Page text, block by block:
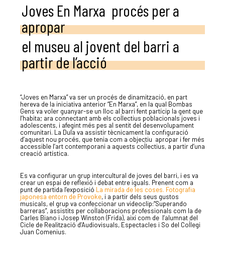
Joves En Marxa procés per a
apropar
el museu al jovent del barri a
partir de l’acció
“Joves en Marxa” va ser un procés de dinamització, en part
hereva de la iniciativa anterior “En Marxa”, en la qual Bombas
Gens va voler guanyar-se un lloc al barri fent partícip la gent que
l’habita; ara connectant amb els col·lectius poblacionals joves i
adolescents, i afegint més pes al sentit del desenvolupament
comunitari. La Dula va assistir tècnicament la configuració
d’aquest nou procés, que tenia com a objectiu apropar i fer més
accessible l’art contemporani a aquests col·lectius, a partir d’una
creació artística.
Es va configurar un grup intercultural de joves del barri, i es va
crear un espai de reflexió i debat entre iguals. Prenent com a
punt de partida l’exposició La mirada de les coses. Fotografia
japonesa entorn de Provoke, i a partir dels seus gustos
musicals, el grup va confeccionar un videoclip:“Superando
barreras”, assistits per col·laboracions professionals com la de
Carles Biano i Josep Winston (Frida), així com de l’alumnat del
Cicle de Realització d’Audiovisuals, Espectacles i So del Col·legi
Juan Comenius.